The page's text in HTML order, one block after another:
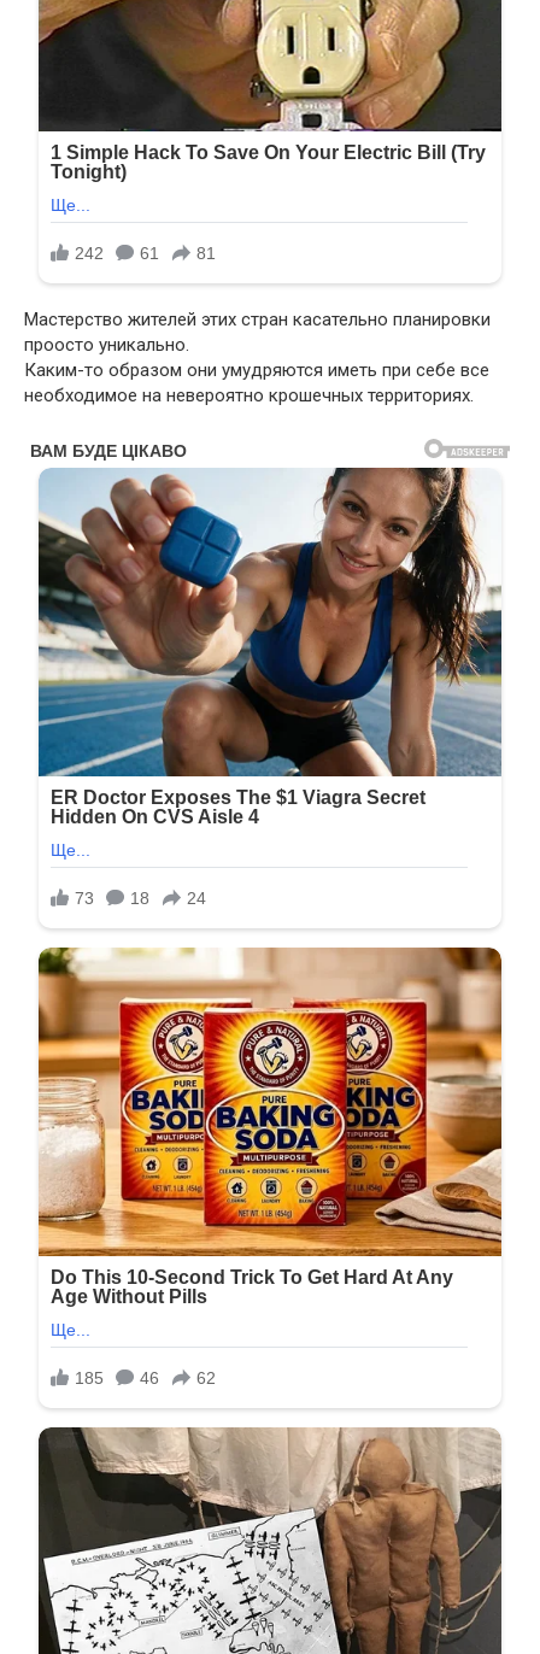
Мастерство жителей этих стран касательно планировки
проосто уникально.
Каким-то образом они умудряются иметь при себе все
необходимое на невероятно крошечных территориях.